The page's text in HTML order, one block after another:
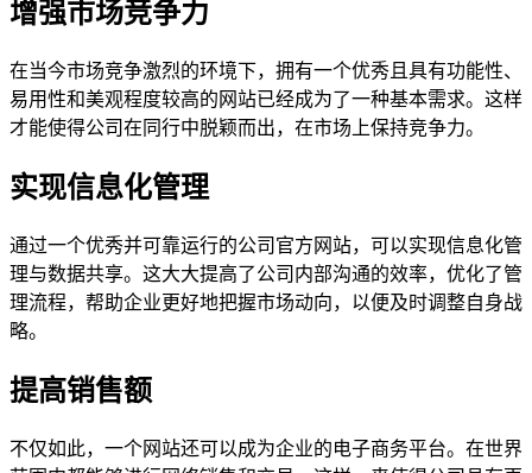
增强市场竞争力
在当今市场竞争激烈的环境下，拥有一个优秀且具有功能性、
易用性和美观程度较高的网站已经成为了一种基本需求。这样
才能使得公司在同行中脱颖而出，在市场上保持竞争力。
实现信息化管理
通过一个优秀并可靠运行的公司官方网站，可以实现信息化管
理与数据共享。这大大提高了公司内部沟通的效率，优化了管
理流程，帮助企业更好地把握市场动向，以便及时调整自身战
略。
提高销售额
不仅如此，一个网站还可以成为企业的电子商务平台。在世界